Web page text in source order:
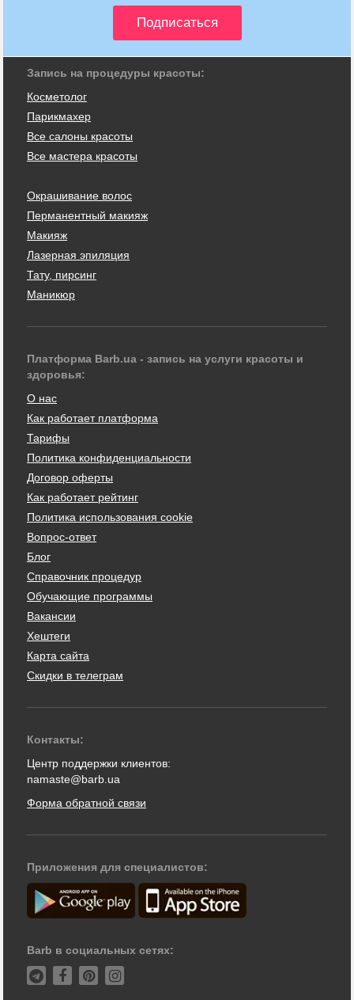
Запись на процедуры красоты:
Косметолог
Парикмахер
Все салоны красоты
Все мастера красоты
Окрашивание волос
Перманентный макияж
Макияж
Лазерная эпиляция
Тату, пирсинг
Маникюр
Платформа Barb.ua - запись на услуги красоты и
здоровья:
О нас
Как работает платформа
Тарифы
Политика конфиденциальности
Договор оферты
Как работает рейтинг
Политика использования cookie
Вопрос-ответ
Блог
Справочник процедур
Обучающие программы
Вакансии
Хештеги
Карта сайта
Скидки в телеграм
Контакты:
Центр поддержки клиентов:
namaste@barb.ua
Форма обратной связи
Приложения для специалистов:
Barb в социальных сетях: